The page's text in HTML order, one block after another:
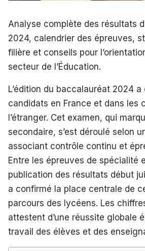
Analyse complète des résultats
2024, calendrier des épreuves,
filière et conseils pour
secteur de l’Éducation.
L’édition du baccalauréat 2024
candidats en France et dans les
l’étranger. Cet examen, qui
secondaire, s’est déroulé selon
associant contrôle continu et
Entre les épreuves de spécialité
publication des résultats début
a confirmé la place centrale de
parcours des lycéens. Les
attestent d’une réussite globale
travail des élèves et des